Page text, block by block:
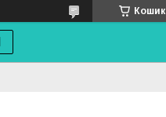
Кошик